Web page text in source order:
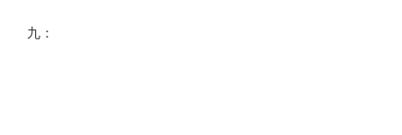
九：